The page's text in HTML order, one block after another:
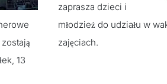
13
zaprasza dzieci i
młodzież do udziału w
zajęciach.